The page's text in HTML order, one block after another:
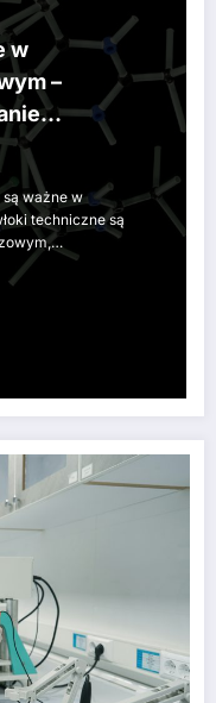
w
–
są ważne w
techniczne są